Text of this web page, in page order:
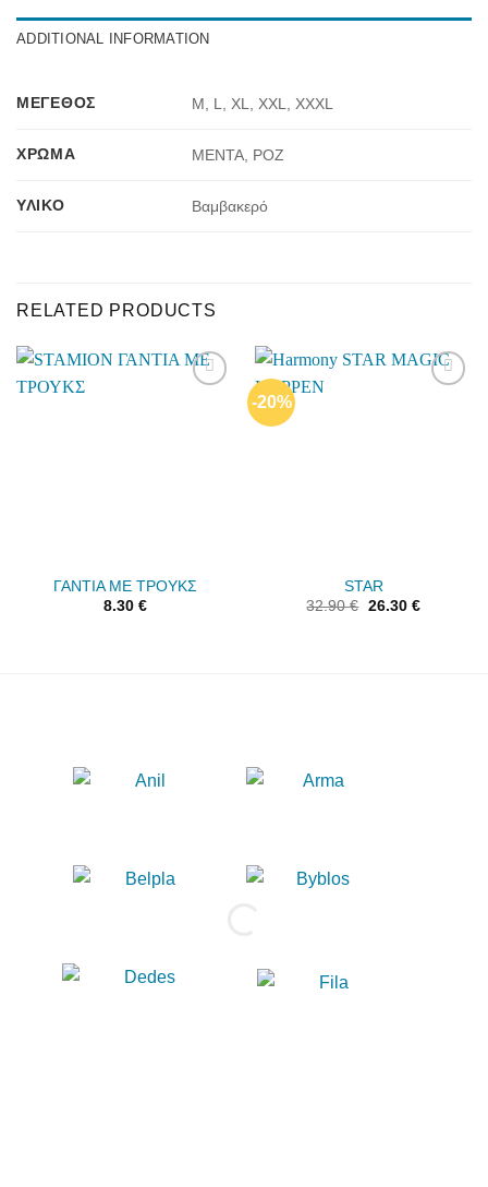
ADDITIONAL INFORMATION
ΜΈΓΕΘΟΣ M, L, XL, XXL, XXXL
ΧΡΏΜΑ ΜΕΝΤΑ, ΡΟΖ
ΥΛΙΚΌ Βαμβακερό
RELATED PRODUCTS
ΓΑΝΤΙΑ ΜΕ ΤΡΟΥΚΣ
8.30 €
-20%
STAR
32.90€ 26.30 €